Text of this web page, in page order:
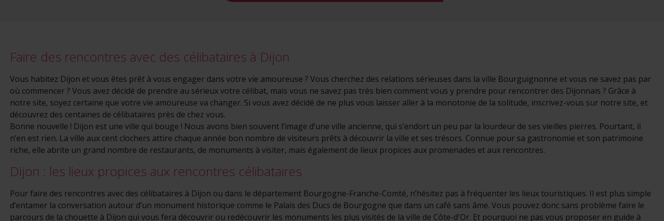
Faire des rencontres avec des célibataires à Dijon
Vous habitez Dijon et vous êtes prêt à vous engager dans votre vie amoureuse ? Vous cherchez des relations sérieuses dans la ville Bourguignonne et vous ne savez pas par
où commencer ? Vous avez décidé de prendre au sérieux votre célibat, mais vous ne savez pas très bien comment vous y prendre pour rencontrer des Dijonnais ? Grâce à
notre site, soyez certaine que votre vie amoureuse va changer. Si vous avez décidé de ne plus vous laisser aller à la monotonie de la solitude, inscrivez-vous sur notre site, et
découvrez des centaines de célibataires près de chez vous.
Bonne nouvelle ! Dijon est une ville qui bouge ! Nous avons bien souvent l’image d’une ville ancienne, qui s’endort un peu par la lourdeur de ses vieilles pierres. Pourtant, il
n’en est rien. La ville aux cent clochers attire chaque année bon nombre de visiteurs prêts à découvrir la ville et ses trésors. Connue pour sa gastronomie et son patrimoine
riche, elle abrite un grand nombre de restaurants, de monuments à visiter, mais également de lieux propices aux promenades et aux rencontres.
Dijon : les lieux propices aux rencontres célibataires
Pour faire des rencontres avec des célibataires à Dijon ou dans le département Bourgogne-Franche-Comté, n’hésitez pas à fréquenter les lieux touristiques. Il est plus simple
d’entamer la conversation autour d’un monument historique comme le Palais des Ducs de Bourgogne que dans un café sans âme. Vous pouvez donc sans problème faire le
parcours de la chouette à Dijon qui vous fera découvrir ou redécouvrir les monuments les plus visités de la ville de Côte-d'Or. Et pourquoi ne pas vous proposer en guide à